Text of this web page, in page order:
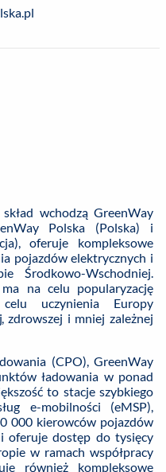
wchodzą GreenWay
Polska (Polska) i
oferuje kompleksowe
pojazdów elektrycznych i
Środkowo-Wschodniej.
na celu popularyzację
uczynienia Europy
zdrowszej i mniej zależnej
(CPO), GreenWay
ładowania w ponad
to stacje szybkiego
e-mobilności (eMSP),
000 kierowców pojazdów
oferuje dostęp do tysięcy
w ramach współpracy
również kompleksowe